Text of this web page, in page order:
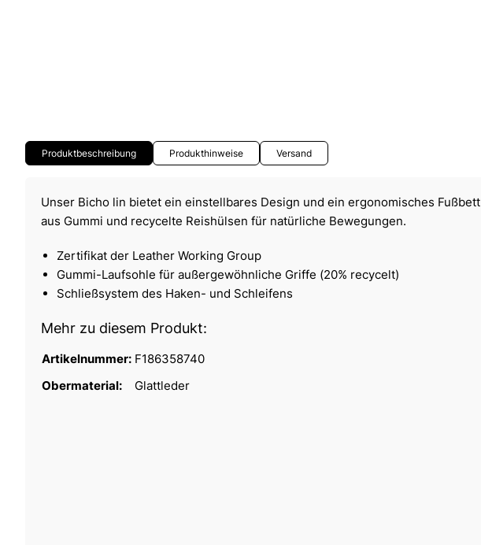
Produktbeschreibung Produkthinweise Versand
Unser Bicho lin bietet ein einstellbares Design und ein ergonomisches Fußbett
aus Gummi und recycelte Reishülsen für natürliche Bewegungen.
Zertifikat der Leather Working Group
Gummi-Laufsohle für außergewöhnliche Griffe (20% recycelt)
Schließsystem des Haken- und Schleifens
Mehr zu diesem Produkt:
Artikelnummer: F186358740
Obermaterial:
Glattleder